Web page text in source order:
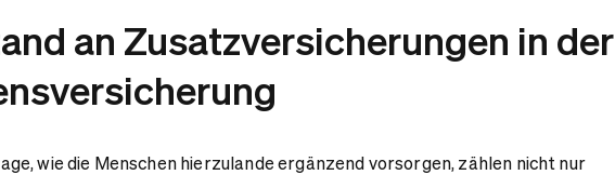
an Zusatzversicherungen in der
wie die Menschen hierzulande ergänzend vorsorgen, zählen nicht nur